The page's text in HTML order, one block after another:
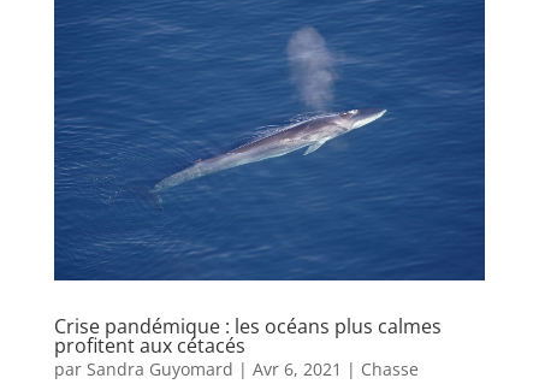
Crise pandémique : les océans plus calmes
profitent aux cétacés
par Sandra Guyomard | Avr 6, 2021 | Chasse